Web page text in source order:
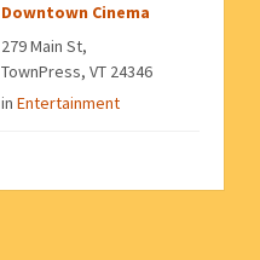
Downtown Cinema
279 Main St,
TownPress, VT 24346
inEntertainment